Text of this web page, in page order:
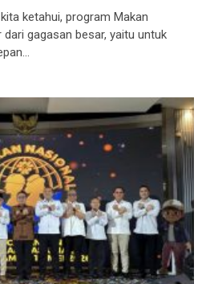
ketahui, program Makan
dari gagasan besar, yaitu untuk